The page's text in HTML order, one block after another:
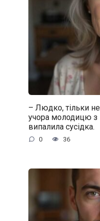
– Людко, тільки
учора молодицю з
випалила сусідка.
0 36